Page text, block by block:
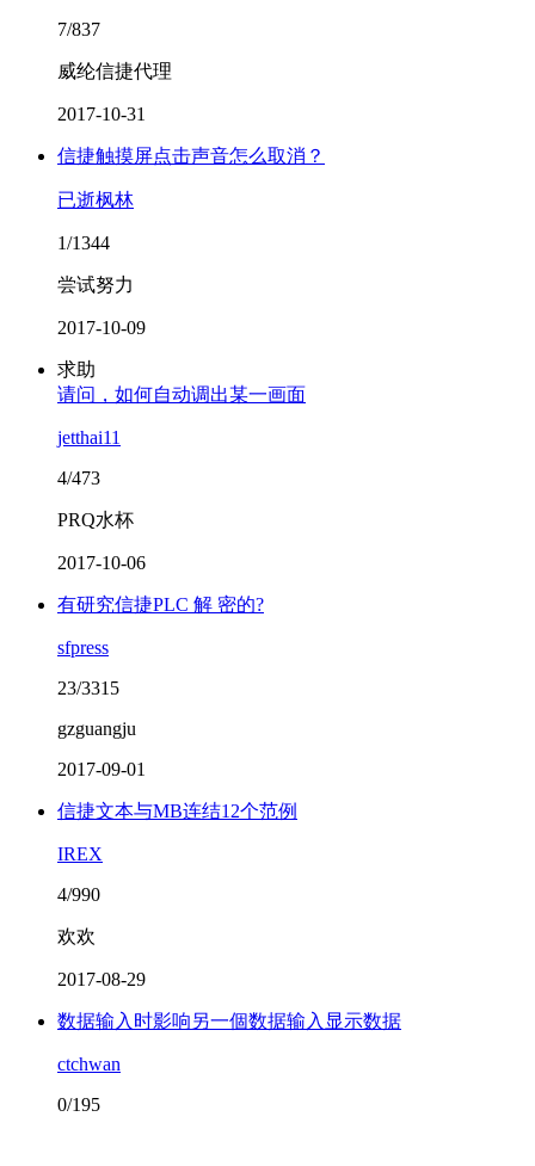
7/837
威纶信捷代理
2017-10-31
信捷触摸屏点击声音怎么取消？
已逝枫林
1/1344
尝试努力
2017-10-09
求助
请问，如何自动调出某一画面
jetthai11
4/473
PRQ水杯
2017-10-06
有研究信捷PLC 解 密的?
sfpress
23/3315
gzguangju
2017-09-01
信捷文本与MB连结12个范例
IREX
4/990
欢欢
2017-08-29
数据输入时影响另一個数据输入显示数据
ctchwan
0/195